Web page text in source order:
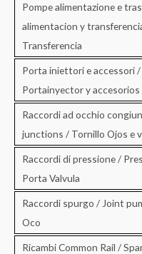
Pompe alimentazione e
alimentacion y
Transferencia
Porta iniettori e accessori
Portainyector y
Raccordi ad occhio
junctions / Tornillo Ojos e
Raccordi di pressione /
Porta Valvula
Raccordi spurgo / Joint
Oco
Ricambi Common Rail /